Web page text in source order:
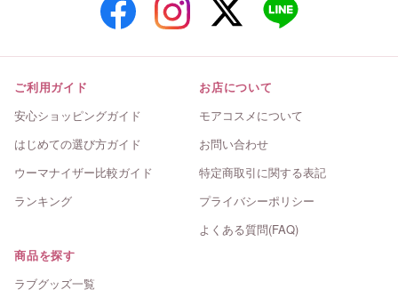
ご利用ガイド
安心ショッピングガイド
はじめての選び方ガイド
ウーマナイザー比較ガイド
ランキング
お店について
モアコスメについて
お問い合わせ
特定商取引に関する表記
プライバシーポリシー
よくある質問(FAQ)
商品を探す
ラブグッズ一覧